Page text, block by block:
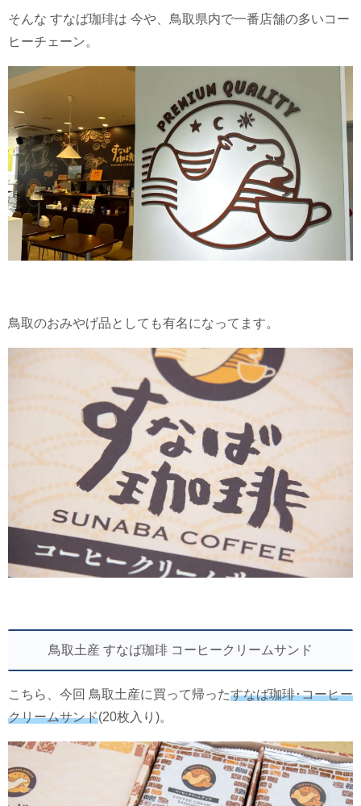
そんな すなば珈琲は 今や、鳥取県内で一番店舗の多いコー
ヒーチェーン。
鳥取のおみやげ品としても有名になってます。
鳥取土産 すなば珈琲 コーヒークリームサンド
こちら、今回 鳥取土産に買って帰ったすなば珈琲･コーヒー
クリームサンド(20枚入り)。